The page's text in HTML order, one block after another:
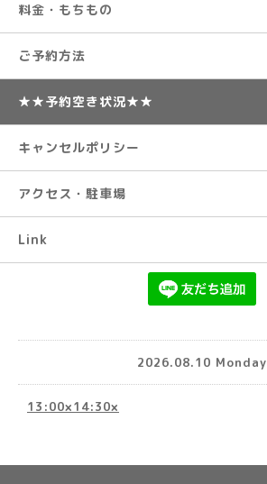
料金・もちもの
ご予約方法
★★予約空き状況★★
キャンセルポリシー
アクセス・駐車場
Link
2026.08.10 Monday
13:00×14:30×